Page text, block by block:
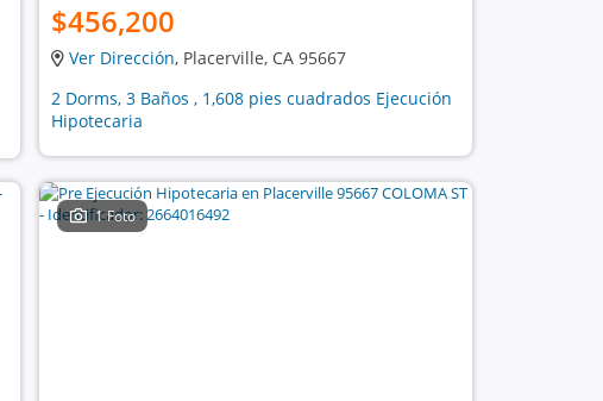
$456,200
Ver Dirección, Placerville, CA 95667
2 Dorms, 3 Baños , 1,608 pies cuadrados Ejecución
Hipotecaria
1 Foto